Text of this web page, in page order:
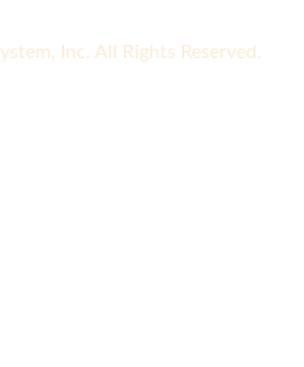
Inc. All Rights Reserved.